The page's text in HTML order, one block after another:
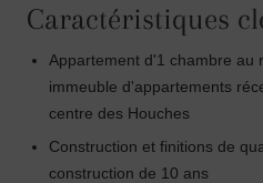
Caractéristiques
Appartement d'1 chambre au
immeuble d'appartements
centre des Houches
Construction et finitions de
construction de 10 ans